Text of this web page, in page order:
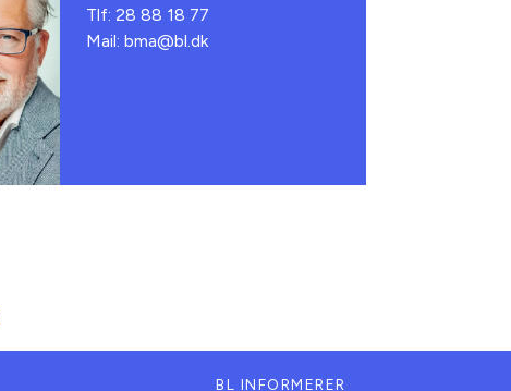
Tlf: 28 88 18 77
Mail: bma@bl.dk
BL INFORMERER